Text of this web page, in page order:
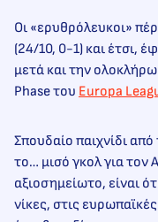
Οι «ερυθρόλευκοι»
(24/10, 0-1) και έτσι,
μετά και την
Phase του Europa
Σπουδαίο παιχνίδι
το… μισό γκολ για τον
αξιοσημείωτο, είναι
νίκες, στις